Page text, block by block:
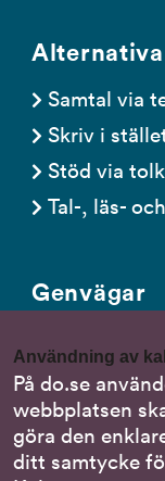
Användning av
På do.se
webbplatsen
göra den
ditt samtycke
Samtal via
Skriv i
Stöd via
Tal-, läs-
Genvägar
Nationella
Om DO:s
Behandling